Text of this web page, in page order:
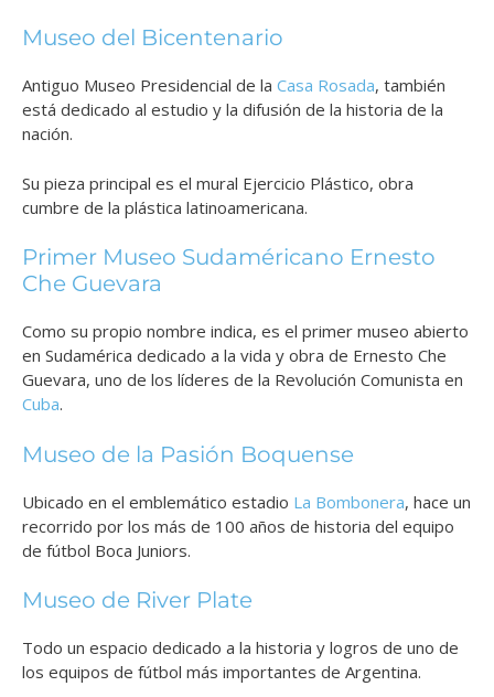
Museo del Bicentenario
Antiguo Museo Presidencial de la Casa Rosada, también
está dedicado al estudio y la difusión de la historia de la
nación.
Su pieza principal es el mural Ejercicio Plástico, obra
cumbre de la plástica latinoamericana.
Primer Museo Sudaméricano Ernesto
Che Guevara
Como su propio nombre indica, es el primer museo abierto
en Sudamérica dedicado a la vida y obra de Ernesto Che
Guevara, uno de los líderes de la Revolución Comunista en
Cuba.
Museo de la Pasión Boquense
Ubicado en el emblemático estadio La Bombonera, hace un
recorrido por los más de 100 años de historia del equipo
de fútbol Boca Juniors.
Museo de River Plate
Todo un espacio dedicado a la historia y logros de uno de
los equipos de fútbol más importantes de Argentina.